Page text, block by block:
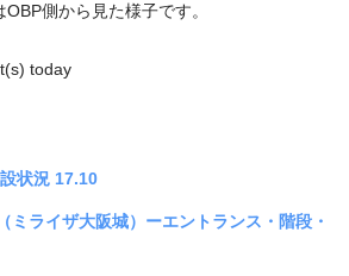
OBP側から見た様子です。
today
状況 17.10
ミライザ大阪城）ーエントランス・階段・